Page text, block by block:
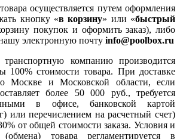
осуществляется путем оформления
кнопку «в корзину» или «быстрый
покупок и оформить заказ), либо
электронную почту info@poolbox.ru
компанию производится
100% стоимости товара. При доставке
Москве и Московской области, если
более 50 000 руб., требуется
в офисе, банковской картой
или перечислением на расчетный счет)
от общей стоимости заказа. Условия и
товара регламентируется в